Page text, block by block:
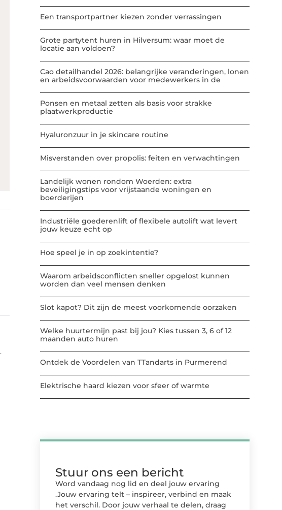
Een transportpartner kiezen zonder verrassingen
Grote partytent huren in Hilversum: waar moet de
locatie aan voldoen?
Cao detailhandel 2026: belangrijke veranderingen, lonen
en arbeidsvoorwaarden voor medewerkers in de
Ponsen en metaal zetten als basis voor strakke
plaatwerkproductie
Hyaluronzuur in je skincare routine
Misverstanden over propolis: feiten en verwachtingen
Landelijk wonen rondom Woerden: extra
beveiligingstips voor vrijstaande woningen en
boerderijen
Industriële goederenlift of flexibele autolift wat levert
jouw keuze echt op
Hoe speel je in op zoekintentie?
Waarom arbeidsconflicten sneller opgelost kunnen
worden dan veel mensen denken
Slot kapot? Dit zijn de meest voorkomende oorzaken
Welke huurtermijn past bij jou? Kies tussen 3, 6 of 12
maanden auto huren
Ontdek de Voordelen van TTandarts in Purmerend
Elektrische haard kiezen voor sfeer of warmte
Stuur ons een bericht
Word vandaag nog lid en deel jouw ervaring
.Jouw ervaring telt – inspireer, verbind en maak
het verschil. Door jouw verhaal te delen, draag